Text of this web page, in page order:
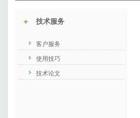
技术服务
客户服务
使用技巧
技术论文